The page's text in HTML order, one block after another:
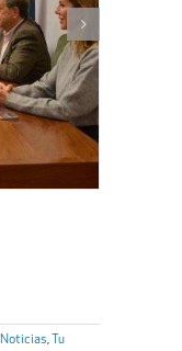
Noticias,
Tu